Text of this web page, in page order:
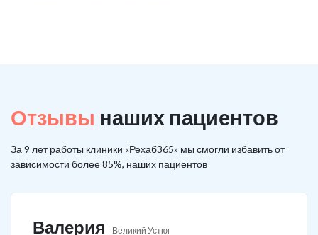
Отзывы наших пациентов
За 9 лет работы клиники «Рехаб365» мы смогли избавить от
зависимости более 85%, наших пациентов
Валерия Великий Устюг